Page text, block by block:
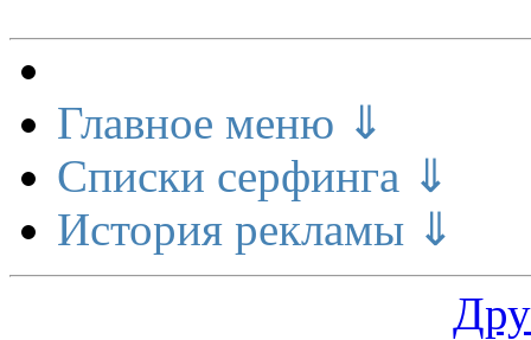
Главное меню ⇓
Списки серфинга ⇓
История рекламы ⇓